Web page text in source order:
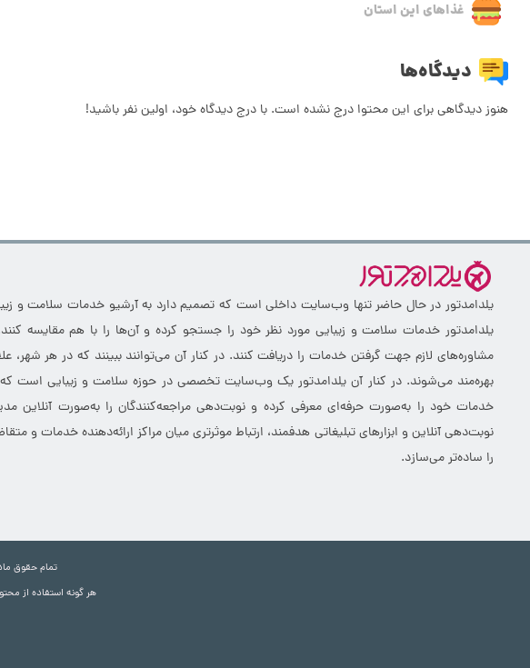
غذاهای این استان
دیدگاه‌ها
هنوز دیدگاهی برای این محتوا درج نشده است. با درج دیدگاه خود، اولین نفر باشید!
یلدامدتور در حال حاضر تنها وب‌سایت داخلی است که تصمیم دارد به آرشیو خدمات سلامت و
یلدامدتور خدمات سلامت و زیبایی مورد نظر خود را جستجو کرده و آن‌ها را با هم مقایسه
مشاوره‌های لازم جهت گرفتن خدمات را دریافت کنند. در کنار آن می‌توانند ببینند که در هر
بهره‌مند می‌شوند. در کنار آن یلدامدتور یک وب‌سایت تخصصی در حوزه سلامت و زیبایی است که
خدمات خود را به‌صورت حرفه‌ای معرفی کرده و نوبت‌دهی مراجعه‌کنندگان را به‌صورت آنلاین
نوبت‌دهی آنلاین و ابزارهای تبلیغاتی هدفمند، ارتباط موثرتری میان مراکز ارائه‌دهنده خدمات و
را ساده‌تر می‌سازد.
تمام حقوق
هر گونه استفاده از